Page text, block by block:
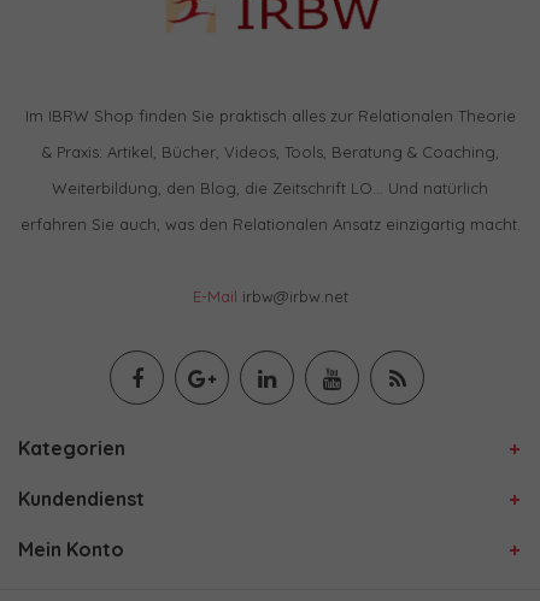
Im IBRW Shop finden Sie praktisch alles zur Relationalen Theorie
& Praxis: Artikel, Bücher, Videos, Tools, Beratung & Coaching,
Weiterbildung, den Blog, die Zeitschrift LO… Und natürlich
erfahren Sie auch, was den Relationalen Ansatz einzigartig macht.
E-Mail irbw@irbw.net
Kategorien
Kundendienst
Mein Konto